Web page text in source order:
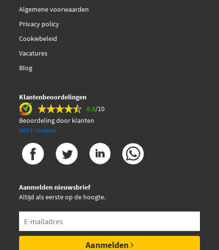
Algemene voorwaarden
Privacy policy
Cookiebeleid
Vacatures
Blog
Klantenbeoordelingen
8.8/10
Beoordeling door klanten
6664 reviews
Aanmelden nieuwsbrief
Altijd als eerste op de hoogte.
Aanmelden